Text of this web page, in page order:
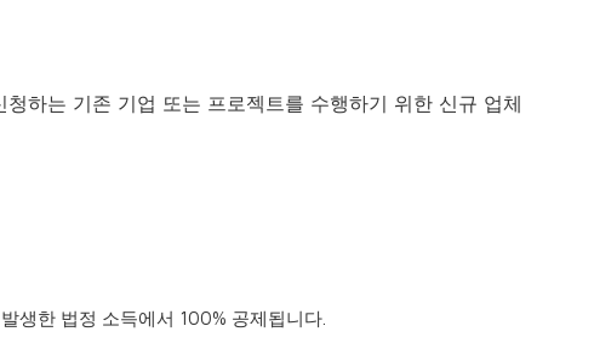
하는 기존 기업 또는 프로젝트를 수행하기 위한 신규 업체
생한 법정 소득에서 100% 공제됩니다.